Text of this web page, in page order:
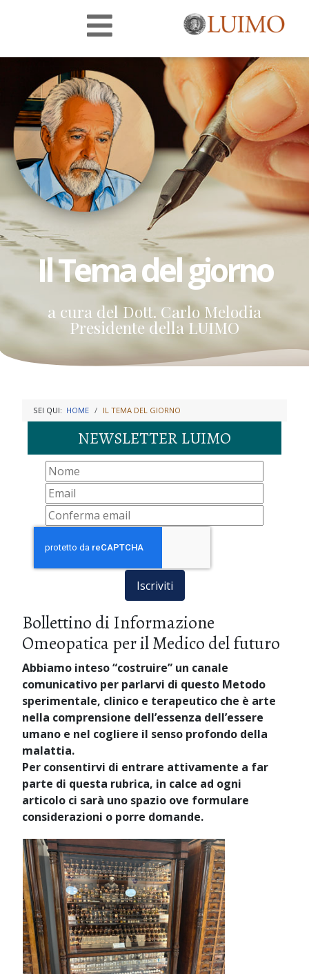
Il Tema del giorno
a cura del Dott. Carlo Melodia
Presidente della LUIMO
SEI QUI: HOME IL TEMA DEL GIORNO
NEWSLETTER LUIMO
Iscriviti
Bollettino di Informazione
Omeopatica per il Medico del futuro
Abbiamo inteso “costruire” un canale
comunicativo per parlarvi di questo Metodo
sperimentale, clinico e terapeutico che è arte
nella comprensione dell’essenza dell’essere
umano e nel cogliere il senso profondo della
malattia.
Per consentirvi di entrare attivamente a far
parte di questa rubrica, in calce ad ogni
articolo ci sarà uno spazio ove formulare
considerazioni o porre domande.